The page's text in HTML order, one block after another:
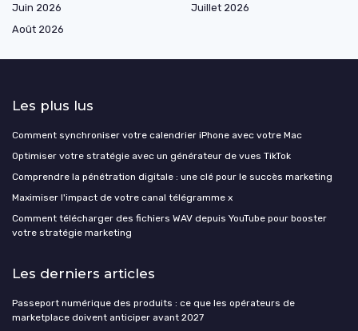
Juin 2026
Juillet 2026
Août 2026
Les plus lus
Comment synchroniser votre calendrier iPhone avec votre Mac
Optimiser votre stratégie avec un générateur de vues TikTok
Comprendre la pénétration digitale : une clé pour le succès marketing
Maximiser l'impact de votre canal télégramme x
Comment télécharger des fichiers WAV depuis YouTube pour booster
votre stratégie marketing
Les derniers articles
Passeport numérique des produits : ce que les opérateurs de
marketplace doivent anticiper avant 2027